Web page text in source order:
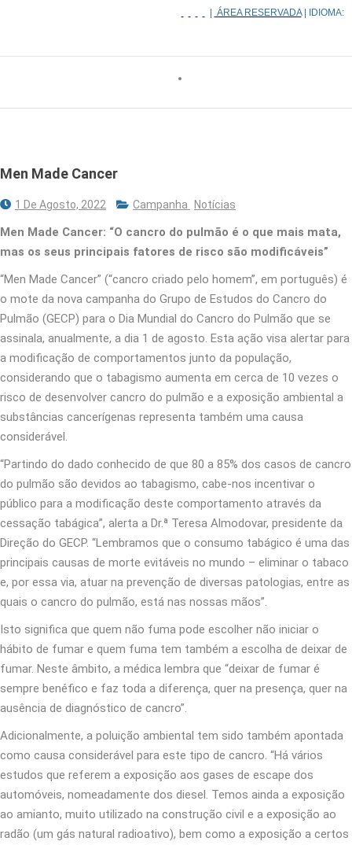
ÁREA RESERVADA| IDIOMA:
Men Made Cancer
1 De Agosto, 2022 Campanha Notícias
Men Made Cancer: “O cancro do pulmão é o que mais mata,
mas os seus principais fatores de risco são modificáveis”
“Men Made Cancer” (“cancro criado pelo homem”, em português) é
o mote da nova campanha do Grupo de Estudos do Cancro do
Pulmão (GECP) para o Dia Mundial do Cancro do Pulmão que se
assinala, anualmente, a dia 1 de agosto. Esta ação visa alertar para
a modificação de comportamentos junto da população,
considerando que o tabagismo aumenta em cerca de 10 vezes o
risco de desenvolver cancro do pulmão e a exposição ambiental a
substâncias cancerígenas representa também uma causa
considerável.
“Partindo do dado conhecido de que 80 a 85% dos casos de cancro
do pulmão são devidos ao tabagismo, cabe-nos incentivar o
público para a modificação deste comportamento através da
cessação tabágica”, alerta a Dr.ª Teresa Almodovar, presidente da
Direção do GECP. “Lembramos que o consumo tabágico é uma das
principais causas de morte evitáveis no mundo – eliminar o tabaco
e, por essa via, atuar na prevenção de diversas patologias, entre as
quais o cancro do pulmão, está nas nossas mãos”.
Isto significa que quem não fuma pode escolher não iniciar o
hábito de fumar e quem fuma tem também a escolha de deixar de
fumar. Neste âmbito, a médica lembra que “deixar de fumar é
sempre benéfico e faz toda a diferença, quer na presença, quer na
ausência de diagnóstico de cancro”.
Adicionalmente, a poluição ambiental tem sido também apontada
como causa considerável para este tipo de cancro. “Há vários
estudos que referem a exposição aos gases de escape dos
automóveis, nomeadamente dos diesel. Temos ainda a exposição
ao amianto, muito utilizado na construção civil e a exposição ao
radão (um gás natural radioativo), bem como a exposição a certos